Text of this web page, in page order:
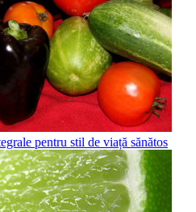
pentru stil de viață sănătos